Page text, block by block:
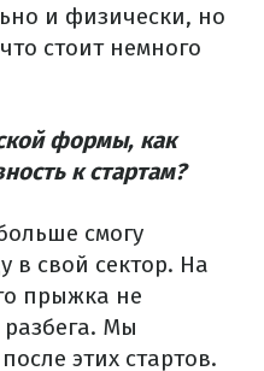
и физически, но
стоит немного
формы, как
к стартам?
смогу
в свой сектор. На
прыжка не
Мы
этих стартов.